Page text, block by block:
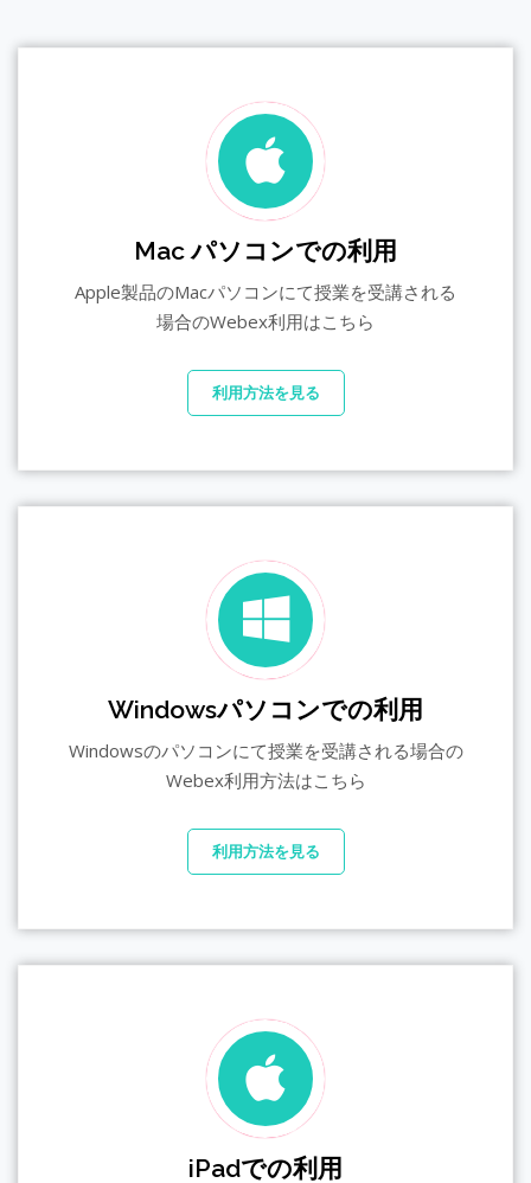
Mac パソコンでの利用
Apple製品のMacパソコンにて授業を受講される
場合のWebex利用はこちら
利用方法を見る
Windowsパソコンでの利用
Windowsのパソコンにて授業を受講される場合の
Webex利用方法はこちら
利用方法を見る
iPadでの利用